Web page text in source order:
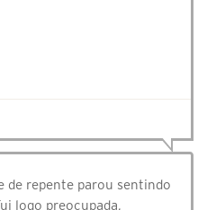
de repente parou sentindo
logo preocupada,